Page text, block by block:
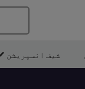
شیف انسپریشن